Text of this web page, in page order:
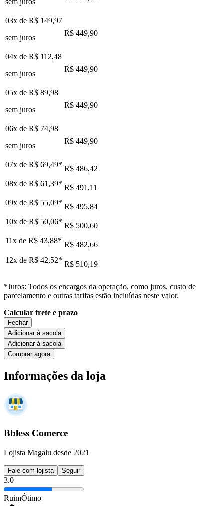
03x de R$ 149,97
sem juros
R$ 449,90
04x de R$ 112,48
sem juros
R$ 449,90
05x de R$ 89,98
sem juros
R$ 449,90
06x de R$ 74,98
sem juros
R$ 449,90
07x de R$ 69,49* R$ 486,42
08x de R$ 61,39* R$ 491,11
09x de R$ 55,09* R$ 495,84
10x de R$ 50,06* R$ 500,60
11x de R$ 43,88* R$ 482,66
12x de R$ 42,52* R$ 510,19
*Juros: Todos os encargos da operação, como juros, custo de
parcelamento e outras tarifas estão incluídas neste valor.
Calcular frete e prazo
Fechar
Adicionar à sacola
Adicionar à sacola
Comprar agora
Informações da loja
Bbless Comerce
Lojista Magalu desde 2021
Fale com lojista Seguir
3.0
RuimÓtimo